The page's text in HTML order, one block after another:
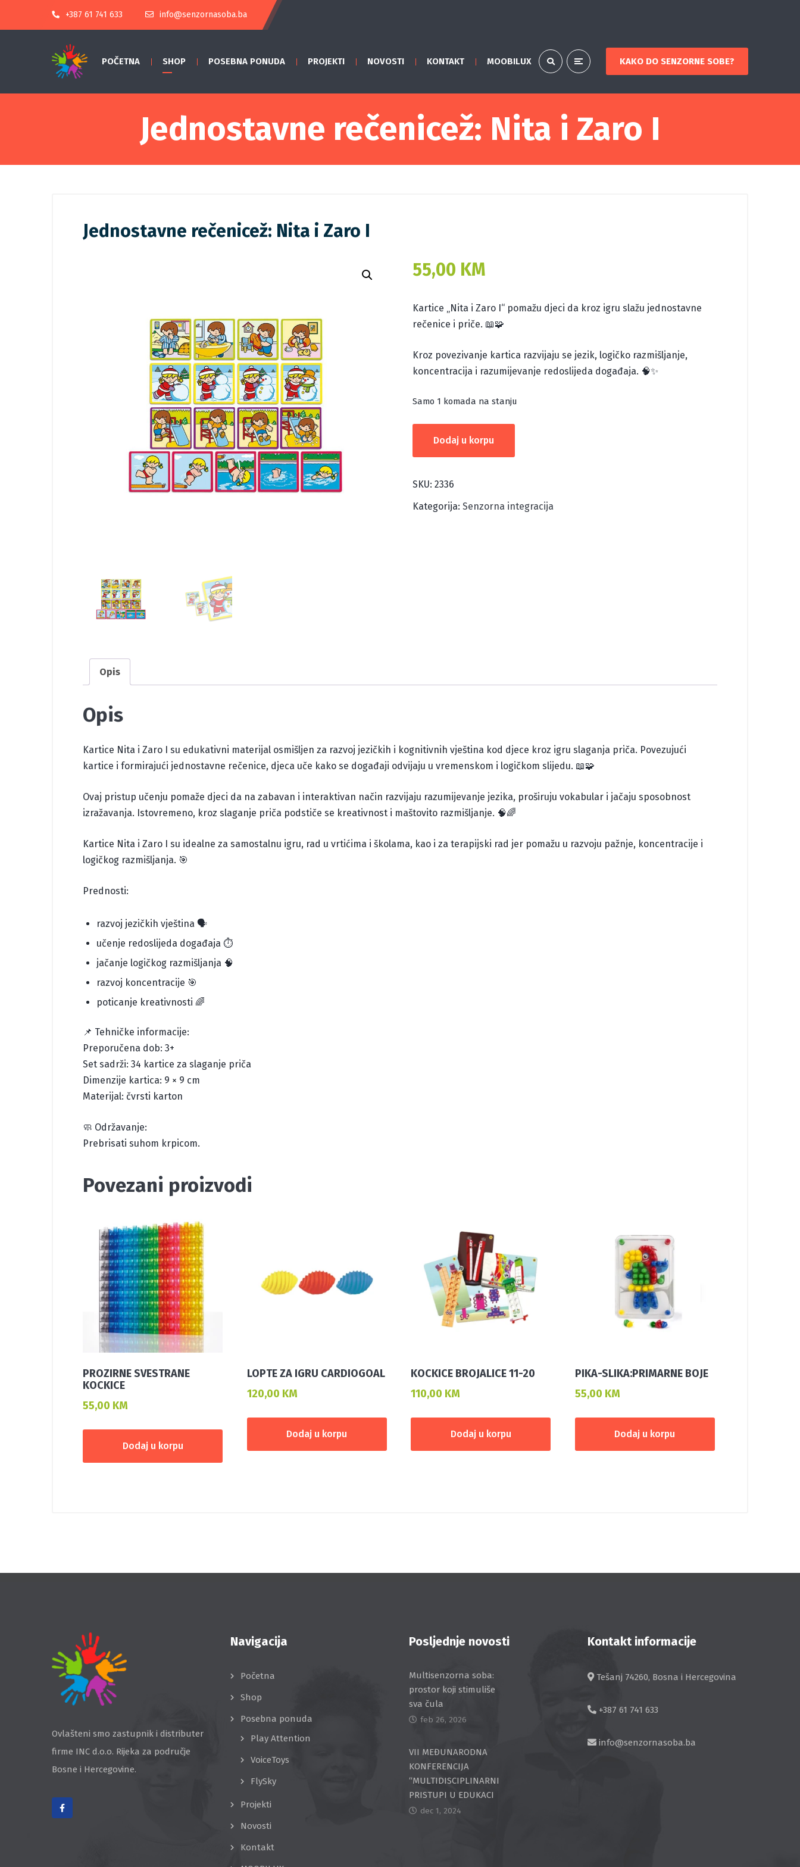
+387 61 741 633 info@senzornasoba.ba
KAKO DO SENZORNE SOBE?
POČETNA SHOP POSEBNA PONUDA PROJEKTI NOVOSTI KONTAKT MOOBILUX
Jednostavne rečenicež: Nita i Zaro I
Jednostavne rečenicež: Nita i Zaro I
55,00 KM
Kartice „Nita i Zaro I“ pomažu djeci da kroz igru slažu jednostavne
rečenice i priče. 📖🧩
Kroz povezivanje kartica razvijaju se jezik, logičko razmišljanje,
koncentracija i razumijevanje redoslijeda događaja. 🧠✨
Samo 1 komada na stanju
rečenicež:
i
I
Dodaj u korpu
SKU:2336
Kategorija:Senzorna integracija
Opis
Opis
Kartice Nita i Zaro I su edukativni materijal osmišljen za razvoj jezičkih i kognitivnih vještina kod djece kroz igru slaganja priča. Povezujući
kartice i formirajući jednostavne rečenice, djeca uče kako se događaji odvijaju u vremenskom i logičkom slijedu. 📖🧩
Ovaj pristup učenju pomaže djeci da na zabavan i interaktivan način razvijaju razumijevanje jezika, proširuju vokabular i jačaju sposobnost
izražavanja. Istovremeno, kroz slaganje priča podstiče se kreativnost i maštovito razmišljanje. 🧠🌈
Kartice Nita i Zaro I su idealne za samostalnu igru, rad u vrtićima i školama, kao i za terapijski rad jer pomažu u razvoju pažnje, koncentracije i
logičkog razmišljanja. 🎯
Prednosti:
razvoj jezičkih vještina 🗣️
učenje redoslijeda događaja ⏱️
jačanje logičkog razmišljanja 🧠
razvoj koncentracije 🎯
poticanje kreativnosti 🌈
📌 Tehničke informacije:
Preporučena dob: 3+
Set sadrži: 34 kartice za slaganje priča
Dimenzije kartica: 9 × 9 cm
Materijal: čvrsti karton
🧼 Održavanje:
Prebrisati suhom krpicom.
Povezani proizvodi
PROZIRNE SVESTRANE
KOCKICE
55,00 KM
Dodaj u korpu
LOPTE ZA IGRU CARDIOGOAL
120,00 KM
Dodaj u korpu
KOCKICE BROJALICE 11-20
110,00 KM
Dodaj u korpu
PIKA-SLIKA:PRIMARNE BOJE
55,00 KM
Dodaj u korpu
Ovlašteni smo zastupnik i distributer
firme INC d.o.o. Rijeka za područje
Bosne i Hercegovine.
Navigacija
Početna
Shop
Posebna ponuda
Play Attention
VoiceToys
FlySky
Projekti
Novosti
Kontakt
Posljednje novosti
Multisenzorna soba:
prostor koji stimuliše
sva čula
feb 26, 2026
VII MEĐUNARODNA
KONFERENCIJA
“MULTIDISCIPLINARNI
PRISTUPI U EDUKACI
dec 1, 2024
Kontakt informacije
Tešanj 74260, Bosna i Hercegovina
+387 61 741 633
info@senzornasoba.ba